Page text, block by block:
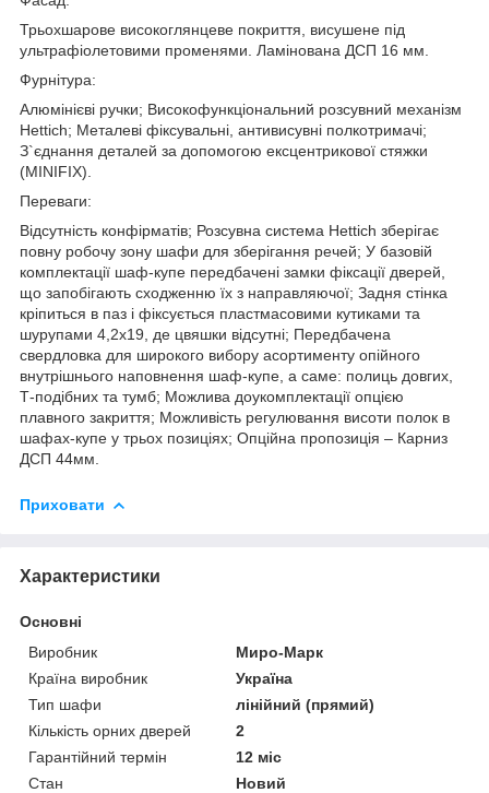
Трьохшарове високоглянцеве покриття, висушене під
ультрафіолетовими променями. Ламінована ДСП 16 мм.
Фурнітура:
Алюмінієві ручки; Високофункціональний розсувний механізм
Hettich; Металеві фіксувальні, антивисувні полкотримачі;
З`єднання деталей за допомогою ексцентрикової стяжки
(MINIFIX).
Переваги:
Відсутність конфірматів; Розсувна система Hettich зберігає
повну робочу зону шафи для зберігання речей; У базовій
комплектації шаф-купе передбачені замки фіксації дверей,
що запобігають сходженню їх з направляючої; Задня стінка
кріпиться в паз і фіксується пластмасовими кутиками та
шурупами 4,2х19, де цвяшки відсутні; Передбачена
свердловка для широкого вибору асортименту опійного
внутрішнього наповнення шаф-купе, а саме: полиць довгих,
Т-подібних та тумб; Можлива доукомплектації опцією
плавного закриття; Можливість регулювання висоти полок в
шафах-купе у трьох позиціях; Опційна пропозиція – Карниз
ДСП 44мм.
Приховати
Характеристики
Основні
Виробник
Миро-Марк
Країна виробник
Україна
Тип шафи
лінійний (прямий)
Кількість орних дверей
2
Гарантійний термін
12 міс
Стан
Новий